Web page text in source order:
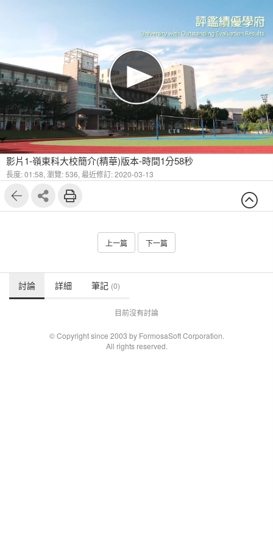
影片1-嶺東科大校簡介(精華)版本-時間1分58秒
長度: 01:58, 瀏覽: 536, 最近修訂: 2020-03-13
上一篇 下一篇
討論 詳細 筆記 (0)
目前沒有討論
© Copyright since 2003 by FormosaSoft Corporation.
All rights reserved.